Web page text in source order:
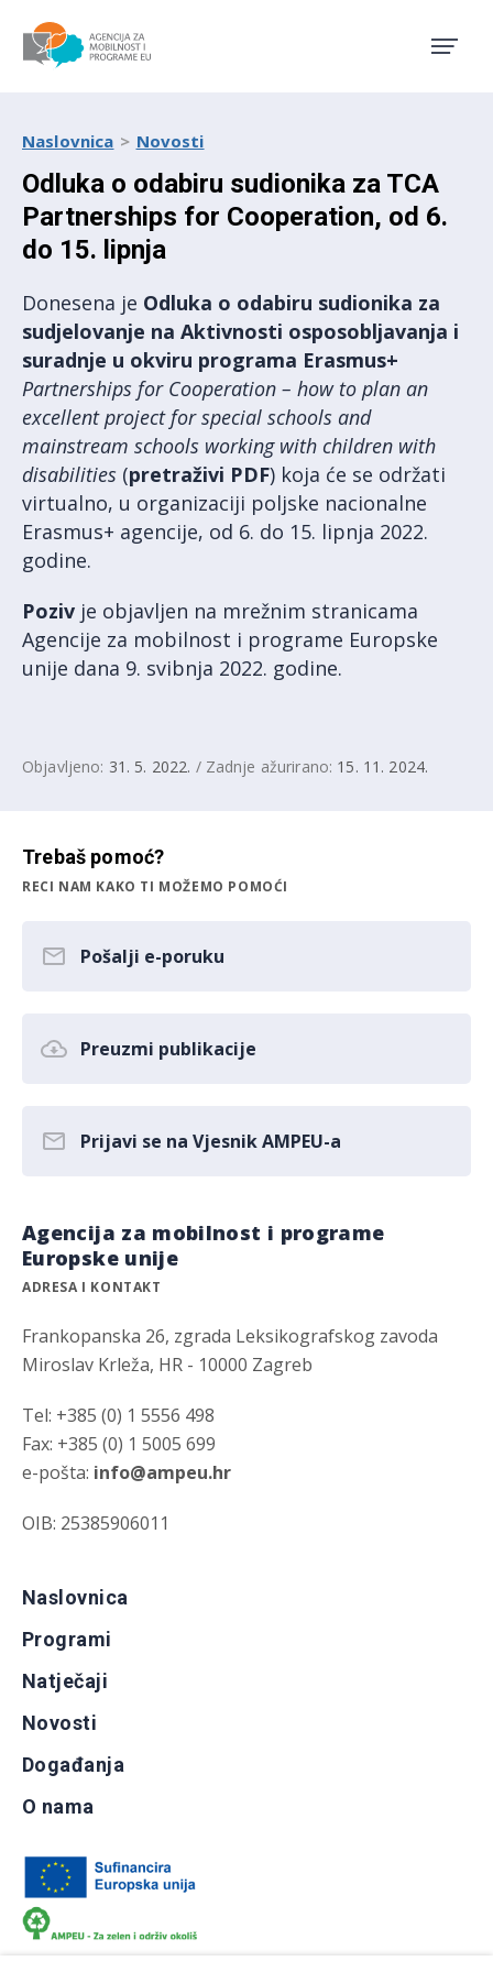
Naslovnica Novosti
Odluka o odabiru sudionika za TCA
Partnerships for Cooperation, od 6.
do 15. lipnja
Donesena je Odluka o odabiru sudionika za
sudjelovanje na Aktivnosti osposobljavanja i
suradnje u okviru programa Erasmus+
Partnerships for Cooperation – how to plan an
excellent project for special schools and
mainstream schools working with children with
disabilities (pretraživi PDF) koja će se održati
virtualno, u organizaciji poljske nacionalne
Erasmus+ agencije, od 6. do 15. lipnja 2022.
godine.
Poziv je objavljen na mrežnim stranicama
Agencije za mobilnost i programe Europske
unije dana 9. svibnja 2022. godine.
Objavljeno: 31. 5. 2022. / Zadnje ažurirano: 15. 11. 2024.
Trebaš pomoć?
RECI NAM KAKO TI MOŽEMO POMOĆI
Pošalji e-poruku
Preuzmi publikacije
Prijavi se na Vjesnik AMPEU-a
Agencija za mobilnost i programe
Europske unije
ADRESA I KONTAKT
Frankopanska 26, zgrada Leksikografskog zavoda
Miroslav Krleža, HR - 10000 Zagreb
Tel: +385 (0) 1 5556 498
Fax: +385 (0) 1 5005 699
e-pošta: info@ampeu.hr
OIB: 25385906011
Naslovnica
Programi
Natječaji
Novosti
Događanja
O nama